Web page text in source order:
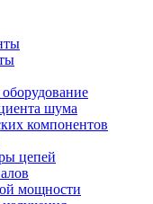
шума
компонентов
цепей
мощности